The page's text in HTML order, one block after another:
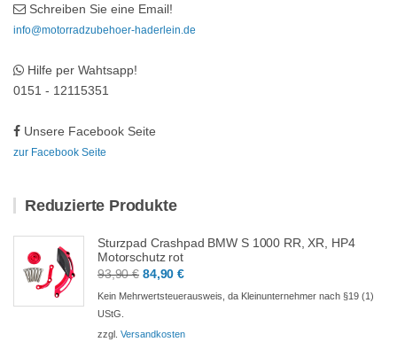
Schreiben Sie eine Email!
info@motorradzubehoer-haderlein.de
Hilfe per Wahtsapp!
0151 - 12115351
Unsere Facebook Seite
zur Facebook Seite
Reduzierte Produkte
Sturzpad Crashpad BMW S 1000 RR, XR, HP4
Motorschutz rot
93,90€ Ursprünglicher
Preis
93,90 €
84,90€Aktueller
Preis
84,90 €.
Kein Mehrwertsteuerausweis, da Kleinunternehmer nach §19 (1)
UStG.
zzgl. Versandkosten